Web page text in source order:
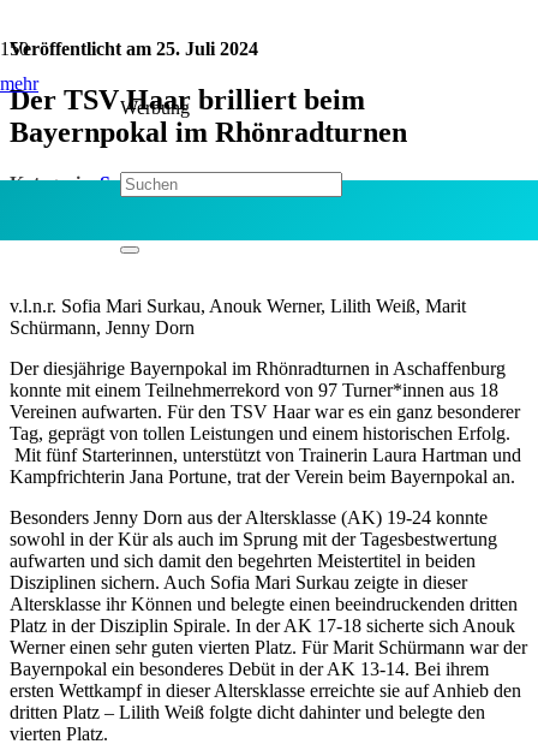
mehr
Werbung
Veröffentlicht am 25. Juli 2024
Der TSV Haar brilliert beim
Bayernpokal im Rhönradturnen
Kategorie:Sport
v.l.n.r. Sofia Mari Surkau, Anouk Werner, Lilith Weiß, Marit
Schürmann, Jenny Dorn
Der diesjährige Bayernpokal im Rhönradturnen in Aschaffenburg
konnte mit einem Teilnehmerrekord von 97 Turner*innen aus 18
Vereinen aufwarten. Für den TSV Haar war es ein ganz besonderer
Tag, geprägt von tollen Leistungen und einem historischen Erfolg.
Mit fünf Starterinnen, unterstützt von Trainerin Laura Hartman und
Kampfrichterin Jana Portune, trat der Verein beim Bayernpokal an.
Besonders Jenny Dorn aus der Altersklasse (AK) 19-24 konnte
sowohl in der Kür als auch im Sprung mit der Tagesbestwertung
aufwarten und sich damit den begehrten Meistertitel in beiden
Disziplinen sichern. Auch Sofia Mari Surkau zeigte in dieser
Altersklasse ihr Können und belegte einen beeindruckenden dritten
Platz in der Disziplin Spirale. In der AK 17-18 sicherte sich Anouk
Werner einen sehr guten vierten Platz. Für Marit Schürmann war der
Bayernpokal ein besonderes Debüt in der AK 13-14. Bei ihrem
ersten Wettkampf in dieser Altersklasse erreichte sie auf Anhieb den
dritten Platz – Lilith Weiß folgte dicht dahinter und belegte den
vierten Platz.